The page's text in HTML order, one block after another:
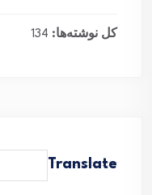
کل نوشته‌ها: 134
Translate